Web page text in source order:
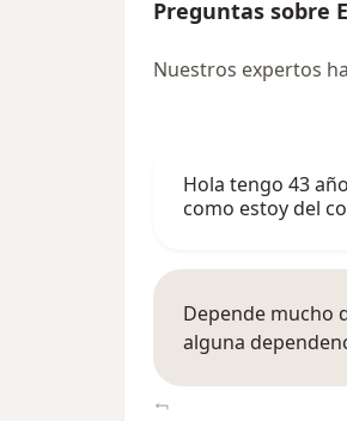
Preguntas sobre
Nuestros expertos
Hola tengo 43
como estoy del
Depende mucho
alguna